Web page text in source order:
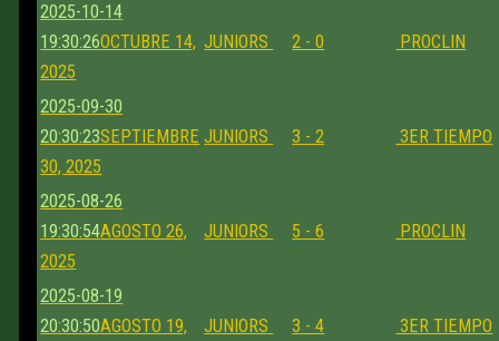
2025-10-14
19:30:26OCTUBRE 14,
2025
JUNIORS 2 - 0 PROCLIN
2025-09-30
20:30:23SEPTIEMBRE
30, 2025
JUNIORS 3 - 2 3ER TIEMPO
2025-08-26
19:30:54AGOSTO 26,
2025
JUNIORS 5 - 6 PROCLIN
2025-08-19
20:30:50AGOSTO 19,
JUNIORS 3 - 4 3ER TIEMPO